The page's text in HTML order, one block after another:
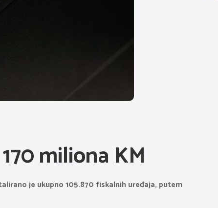
miliona KM
je ukupno 105.870 fiskalnih uređaja, putem